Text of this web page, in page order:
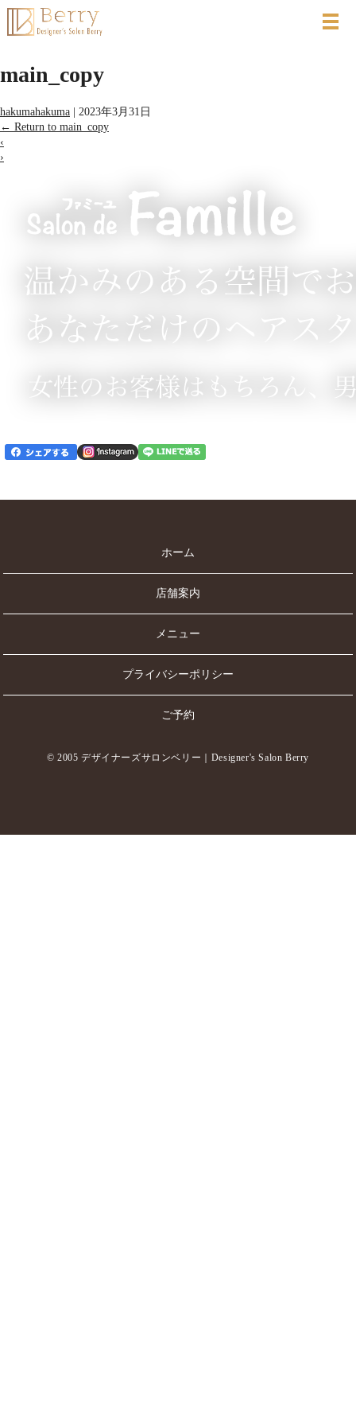
main_copy
hakumahakuma
2023年3月31日
← Return to main_copy
‹
›
ホーム
店舗案内
メニュー
プライバシーポリシー
ご予約
© 2005 デザイナーズサロンベリー｜Designer's Salon Berry